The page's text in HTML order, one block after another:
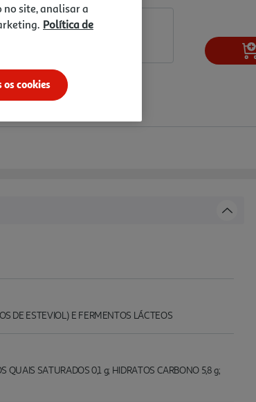
DE ESTEVIOL) E FERMENTOS LÁCTEOS
QUAIS SATURADOS 0,1 g; HIDRATOS CARBONO 5,8 g;
site, analisar a
Política de
cookies